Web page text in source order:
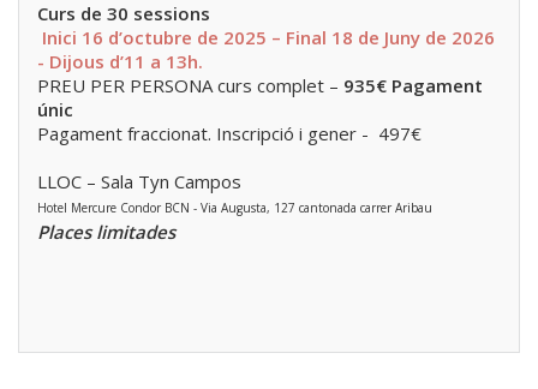
Curs de 30 sessions
Inici 16 d’octubre de 2025 – Final 18 de Juny de 2026
- Dijous d’11 a 13h.
PREU PER PERSONA curs complet – 935€ Pagament
únic
Pagament fraccionat. Inscripció i gener - 497€
LLOC – Sala Tyn Campos
Hotel Mercure Condor BCN - Via Augusta, 127 cantonada carrer Aribau
Places limitades